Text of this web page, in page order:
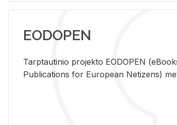
EODOPEN
Tarp­tau­ti­nio pro­jek­to EO­DO­PEN
Pub­li­ca­tions for Eu­ro­pe­an Ne­ti­zens)